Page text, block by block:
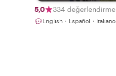
5,0 334 değerlendirme
English・Español・Italiano